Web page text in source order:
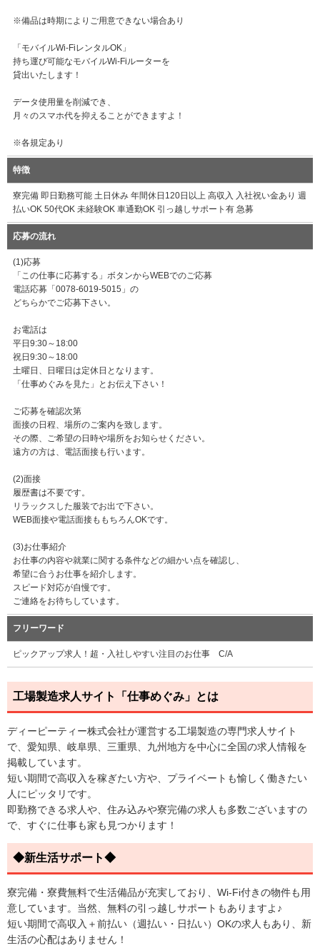
※備品は時期によりご用意できない場合あり
「モバイルWi-FiレンタルOK」
持ち運び可能なモバイルWi-Fiルーターを
貸出いたします！
データ使用量を削減でき、
月々のスマホ代を抑えることができますよ！
※各規定あり
特徴
寮完備 即日勤務可能 土日休み 年間休日120日以上 高収入 入社祝い金あり 週
払いOK 50代OK 未経験OK 車通勤OK 引っ越しサポート有 急募
応募の流れ
(1)応募
「この仕事に応募する」ボタンからWEBでのご応募
電話応募「0078-6019-5015」の
どちらかでご応募下さい。
お電話は
平日9:30～18:00
祝日9:30～18:00
土曜日、日曜日は定休日となります。
「仕事めぐみを見た」とお伝え下さい！
ご応募を確認次第
面接の日程、場所のご案内を致します。
その際、ご希望の日時や場所をお知らせください。
遠方の方は、電話面接も行います。
(2)面接
履歴書は不要です。
リラックスした服装でお出で下さい。
WEB面接や電話面接ももちろんOKです。
(3)お仕事紹介
お仕事の内容や就業に関する条件などの細かい点を確認し、
希望に合うお仕事を紹介します。
スピード対応が自慢です。
ご連絡をお待ちしています。
フリーワード
ピックアップ求人！超・入社しやすい注目のお仕事 C/A
工場製造求人サイト「仕事めぐみ」とは
ディーピーティー株式会社が運営する工場製造の専門求人サイト
で、愛知県、岐阜県、三重県、九州地方を中心に全国の求人情報を
掲載しています。
短い期間で高収入を稼ぎたい方や、プライベートも愉しく働きたい
人にピッタリです。
即勤務できる求人や、住み込みや寮完備の求人も多数ございますの
で、すぐに仕事も家も見つかります！
◆新生活サポート◆
寮完備・寮費無料で生活備品が充実しており、Wi-Fi付きの物件も用
意しています。当然、無料の引っ越しサポートもありますよ♪
短い期間で高収入＋前払い（週払い・日払い）OKの求人もあり、新
生活の心配はありません！